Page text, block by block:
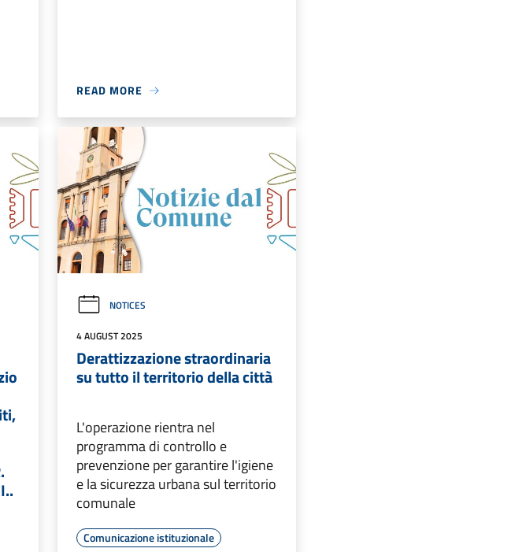
READ MORE
NOTICES
4 AUGUST 2025
Derattizzazione straordinaria
su tutto il territorio della città
L'operazione rientra nel
programma di controllo e
prevenzione per garantire l'igiene
e la sicurezza urbana sul territorio
comunale
Comunicazione istituzionale